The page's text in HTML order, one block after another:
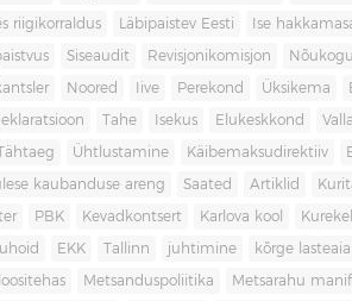
riigikorraldus Läbipaistev Eesti Ise
Siseaudit Revisjonikomisjon Nõukogu
Noored Iive Perekond Üksikema
Tahe Isekus Elukeskkond
Ühtlustamine Käibemaksudirektiiv
kaubanduse areng Saated Artiklid
PBK Kevadkontsert Karlova kool Kurekell
EKK Tallinn juhtimine kõrge
Metsanduspoliitika Metsarahu